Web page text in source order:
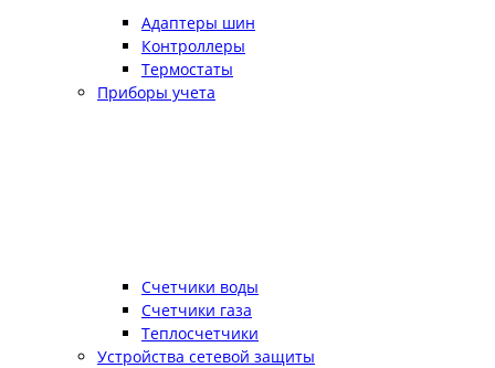
Адаптеры шин
Контроллеры
Термостаты
Приборы учета
Счетчики воды
Счетчики газа
Теплосчетчики
Устройства сетевой защиты